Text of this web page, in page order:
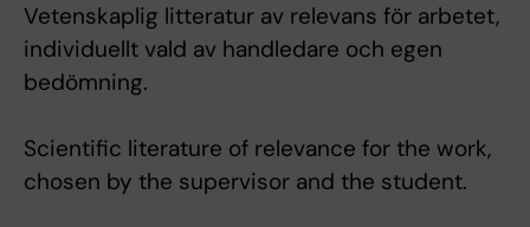
Vetenskaplig litteratur av relevans för arbetet,
individuellt vald av handledare och egen
bedömning.
Scientific literature of relevance for the work,
chosen by the supervisor and the student.